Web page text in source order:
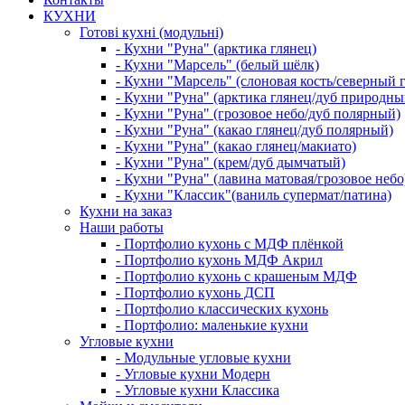
КУХНИ
Готові кухні (модульні)
- Кухни "Руна" (арктика глянец)
- Кухни "Марсель" (белый шёлк)
- Кухни "Марсель" (слоновая кость/северный
- Кухни "Руна" (арктика глянец/дуб
- Кухни "Руна" (грозовое небо/дуб полярный)
- Кухни "Руна" (какао глянец/дуб полярный)
- Кухни "Руна" (какао глянец/макиато)
- Кухни "Руна" (крем/дуб дымчатый)
- Кухни "Руна" (лавина матовая/грозовое
- Кухни "Классик"(ваниль супермат/патина)
Кухни на заказ
Наши работы
- Портфолио кухонь с МДФ плёнкой
- Портфолио кухонь МДФ Акрил
- Портфолио кухонь с крашеным МДФ
- Портфолио кухонь ДСП
- Портфолио классических кухонь
- Портфолио: маленькие кухни
Угловые кухни
- Модульные угловые кухни
- Угловые кухни Модерн
- Угловые кухни Классика